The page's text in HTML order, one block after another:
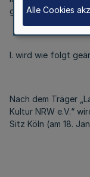
geändert:
I. wird wie folgt
Nach dem Träger
Kultur NRW e.V.“
Sitz Köln (am 18.
Alle Cookies